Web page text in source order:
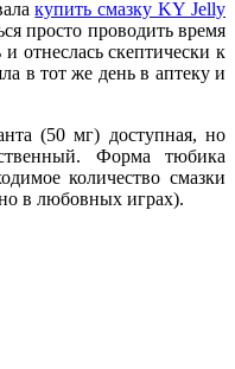
купить смазку KY Jelly
просто проводить время
отнеслась скептически к
в тот же день в аптеку и
(50 мг) доступная, но
Форма тюбика
количество смазки
в любовных играх).